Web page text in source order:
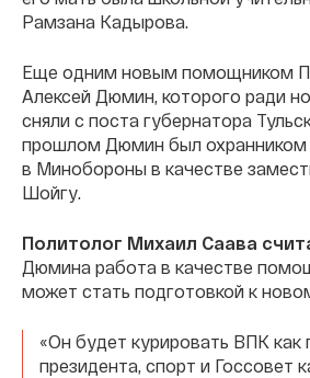
Рамзана Кадырова.
Еще одним новым помощником
Алексей Дюмин, которого ради
сняли с поста губернатора
прошлом Дюмин был охранником
в Минобороны в качестве
Шойгу.
Политолог Михаил Саава
Дюмина работа в качестве
может стать подготовкой к
«Он будет курировать ВПК
президента, спорт и Госсовет